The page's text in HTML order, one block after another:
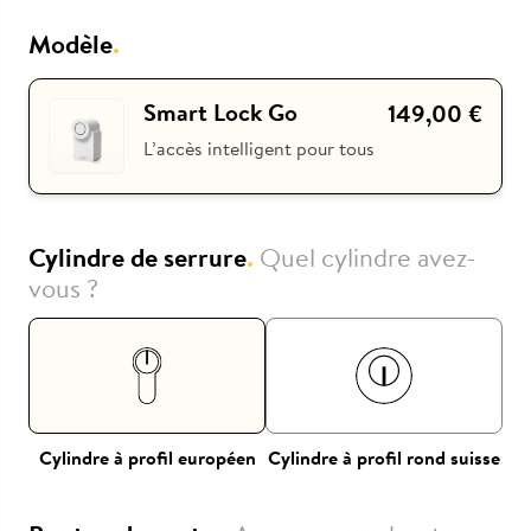
Club Nuki
Modèle.
Smart Lock Go 149,00 €
L’accès intelligent pour tous
Cylindre de serrure. Quel cylindre avez-
vous ?
Cylindre à profil européen Cylindre à profil rond suisse